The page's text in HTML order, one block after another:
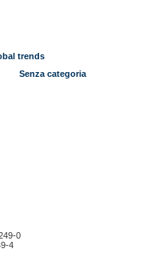
trends
Senza categoria
0
4